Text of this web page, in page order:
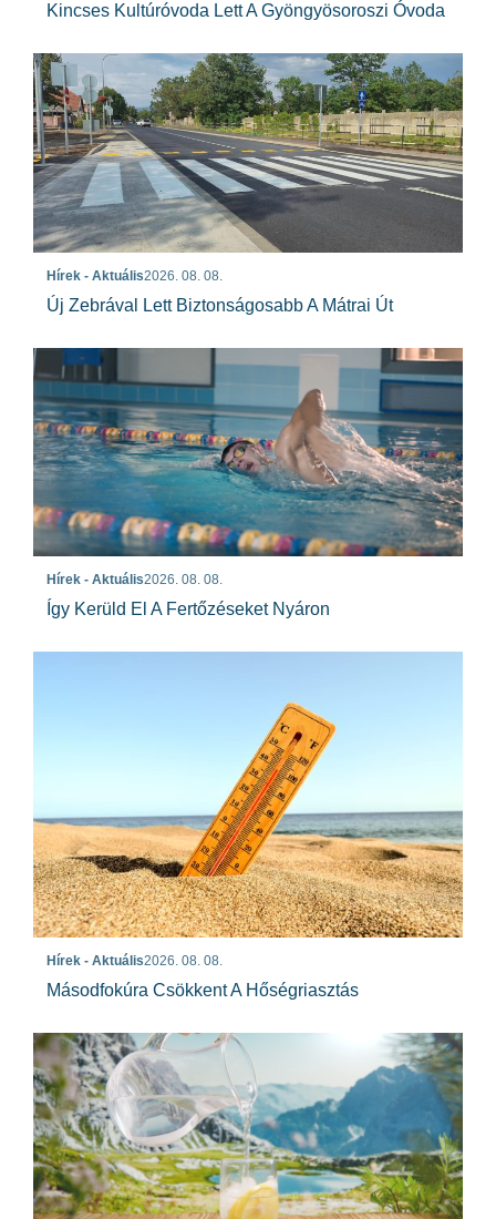
Kincses Kultúróvoda Lett A Gyöngyösoroszi Óvoda
Hírek - Aktuális2026. 08. 08.
Új Zebrával Lett Biztonságosabb A Mátrai Út
Hírek - Aktuális2026. 08. 08.
Így Kerüld El A Fertőzéseket Nyáron
Hírek - Aktuális2026. 08. 08.
Másodfokúra Csökkent A Hőségriasztás